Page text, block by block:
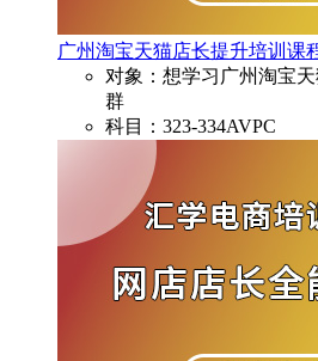
广州淘宝天猫店长提升培训课
对象：想学习广州淘宝
群
科目：323-334AVPC